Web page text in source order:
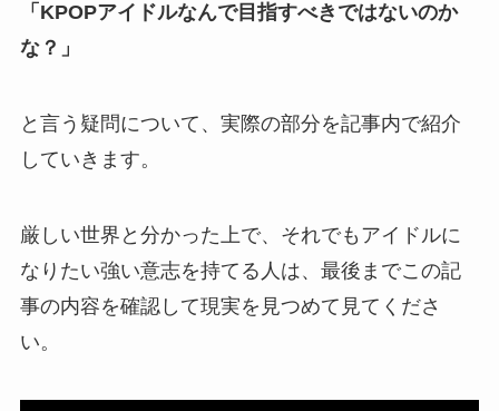
「KPOPアイドルなんで目指すべきではないのか
な？」
と言う疑問について、実際の部分を記事内で紹介
していきます。
厳しい世界と分かった上で、それでもアイドルに
なりたい強い意志を持てる人は、最後までこの記
事の内容を確認して現実を見つめて見てくださ
い。